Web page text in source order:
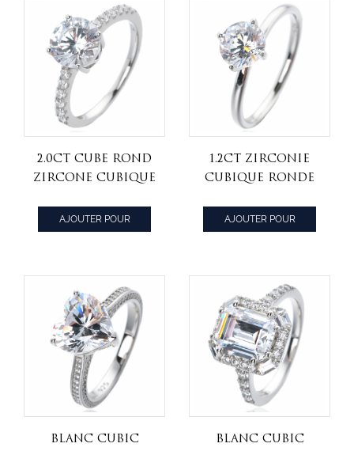
2.0ct Cube rond
zircone cubique
bijoux en argent
sterling
AJOUTER POUR
1.2ct Zirconie
cubique ronde
l'argent
sterling Simple
bague
AJOUTER POUR
Blanc Cubic
Blanc Cubic